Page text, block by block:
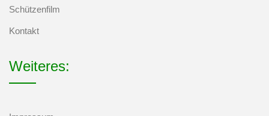
Schützenfilm
Kontakt
Weiteres: